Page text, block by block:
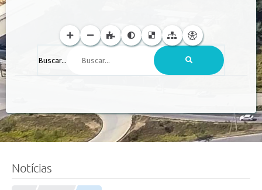
Buscar...
Notícias